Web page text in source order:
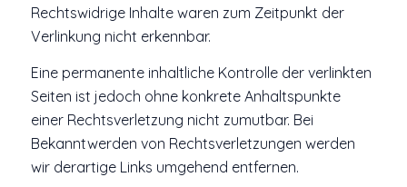
Rechtswidrige Inhalte waren zum Zeitpunkt der
Verlinkung nicht erkennbar.
Eine permanente inhaltliche Kontrolle der verlinkten
Seiten ist jedoch ohne konkrete Anhaltspunkte
einer Rechtsverletzung nicht zumutbar. Bei
Bekanntwerden von Rechtsverletzungen werden
wir derartige Links umgehend entfernen.